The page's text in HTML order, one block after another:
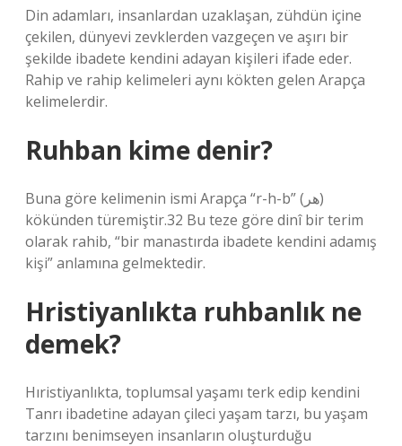
Din adamları, insanlardan uzaklaşan, zühdün içine
çekilen, dünyevi zevklerden vazgeçen ve aşırı bir
şekilde ibadete kendini adayan kişileri ifade eder.
Rahip ve rahip kelimeleri aynı kökten gelen Arapça
kelimelerdir.
Ruhban kime denir?
Buna göre kelimenin ismi Arapça “r-h-b” (هر)
kökünden türemiştir.32 Bu teze göre dinî bir terim
olarak rahib, “bir manastırda ibadete kendini adamış
kişi” anlamına gelmektedir.
Hristiyanlıkta ruhbanlık ne
demek?
Hıristiyanlıkta, toplumsal yaşamı terk edip kendini
Tanrı ibadetine adayan çileci yaşam tarzı, bu yaşam
tarzını benimseyen insanların oluşturduğu